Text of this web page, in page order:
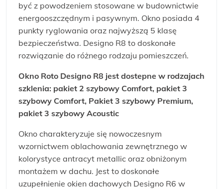
być z powodzeniem stosowane w budownictwie
energooszczędnym i pasywnym. Okno posiada 4
punkty ryglowania oraz najwyższą 5 klasę
bezpieczeństwa. Designo R8 to doskonałe
rozwiązanie do różnego rodzaju pomieszczeń.
Okno Roto Designo R8 jest dostepne w rodzajach
szklenia: pakiet 2 szybowy Comfort, pakiet 3
szybowy Comfort, Pakiet 3 szybowy Premium,
pakiet 3 szybowy Acoustic
Okno charakteryzuje się nowoczesnym
wzornictwem oblachowania zewnętrznego w
kolorystyce antracyt metallic oraz obniżonym
montażem w dachu. Jest to doskonałe
uzupełnienie okien dachowych Designo R6 w